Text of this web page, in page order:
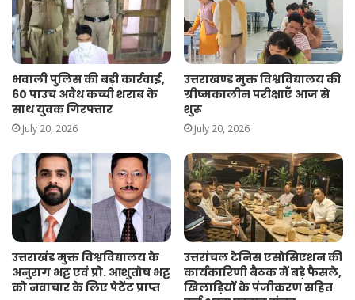
भवाली पुलिस की बड़ी कार्रवाई,
60 पाउच अवैध कच्ची शराब के
साथ युवक गिरफ्तार
July 20, 2026
उत्तराखण्ड मुक्त विश्वविद्यालय की
ग्रीष्मकालीन परीक्षाएँ आज से
शुरू
July 20, 2026
उत्तराखंड मुक्त विश्वविद्यालय के
अनुराग भट्ट एवं प्रो. आशुतोष भट्ट
को नवाचार के लिए पेटेंट प्राप्त
उत्तरांचल टेनिस एसोसिएशन की
कार्यकारिणी बैठक में बड़े फैसले,
खिलाड़ियों के पंजीकरण सहित